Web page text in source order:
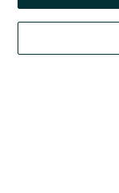
Kontynuując za